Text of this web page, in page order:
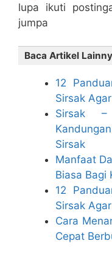
lupa ikuti
jumpa
Baca Artikel
12
Sirsak
Sirsak –
Sirsak
Manfaat
Biasa Bagi
12
Sirsak
Cara
Cepat